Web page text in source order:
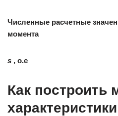
Численные расчетные
момента
s , о.е
Как построить
характеристики